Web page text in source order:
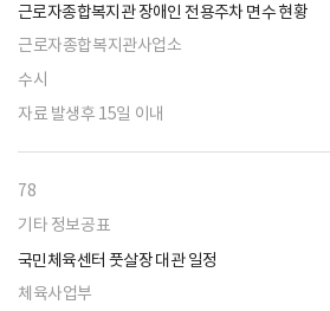
근로자종합복지관 장애인 전용주차 면수 현황
근로자종합복지관사업소
수시
자료 발생후 15일 이내
78
기타 정보공표
국민체육센터 풋살장 대관 일정
체육사업부